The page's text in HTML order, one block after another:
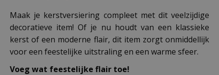
Maak je kerstversiering compleet met dit veelzijdige
decoratieve item! Of je nu houdt van een klassieke
kerst of een moderne flair, dit item zorgt onmiddellijk
voor een feestelijke uitstraling en een warme sfeer.
Voeg wat feestelijke flair toe!